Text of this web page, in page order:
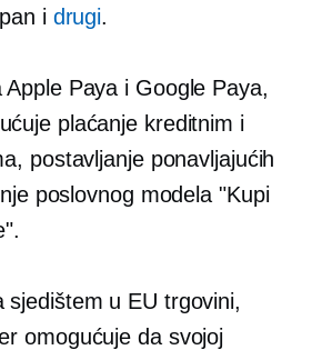
i drugi.
Paya i Google Paya,
plaćanje kreditnim i
postavljanje ponavljajućih
poslovnog modela "Kupi
sjedištem u EU trgovini,
omogućuje da svojoj